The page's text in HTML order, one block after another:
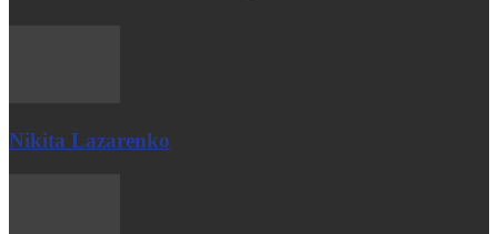
Nikita Lazarenko